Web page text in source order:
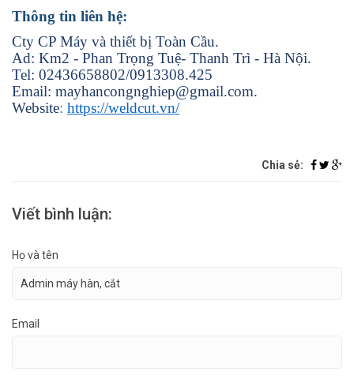
Thông tin liên hệ:
Cty CP Máy và thiết bị Toàn Cầu.
Ad: Km2 - Phan Trọng Tuệ- Thanh Trì - Hà Nội.
Tel: 02436658802/0913308.425
Email: mayhancongnghiep@gmail.com.
Website: https://weldcut.vn/
Chia sẻ:
Viết bình luận:
Họ và tên
Email